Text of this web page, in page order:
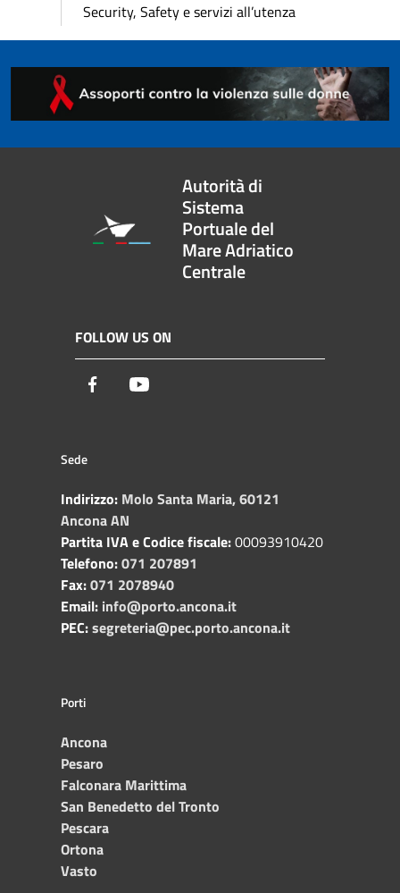
Security, Safety e servizi all’utenza
Autorità di
Sistema
Portuale del
Mare Adriatico
Centrale
FOLLOW US ON
Facebook
Sede
Indirizzo: Molo Santa Maria, 60121
Ancona AN
Partita IVA e Codice fiscale:00093910420
Telefono:071 207891
Fax:071 2078940
Email: info@porto.ancona.it
PEC:segreteria@pec.porto.ancona.it
Porti
Ancona
Pesaro
Falconara Marittima
San Benedetto del Tronto
Pescara
Ortona
Vasto